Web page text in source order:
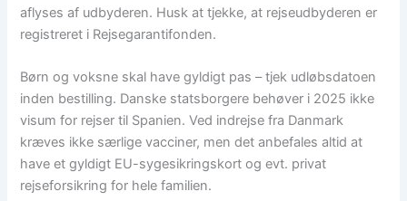
aflyses af udbyderen. Husk at tjekke, at rejseudbyderen er
registreret i Rejsegarantifonden.
Børn og voksne skal have gyldigt pas – tjek udløbsdatoen
inden bestilling. Danske statsborgere behøver i 2025 ikke
visum for rejser til Spanien. Ved indrejse fra Danmark
kræves ikke særlige vacciner, men det anbefales altid at
have et gyldigt EU-sygesikringskort og evt. privat
rejseforsikring for hele familien.